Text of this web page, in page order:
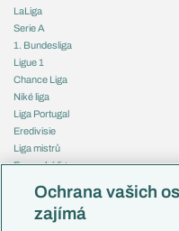
LaLiga
Serie A
1. Bundesliga
Ligue 1
Chance Liga
Niké liga
Liga Portugal
Eredivisie
Liga mistrů
Evropská liga
Mistrovství světa
Liga národů
Ochrana vašich
zajímá